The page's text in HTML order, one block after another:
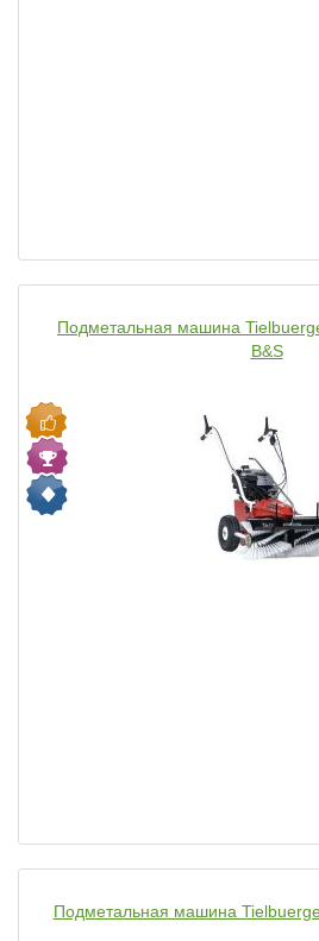
Подметальная машина
B&S
Подметальная машина